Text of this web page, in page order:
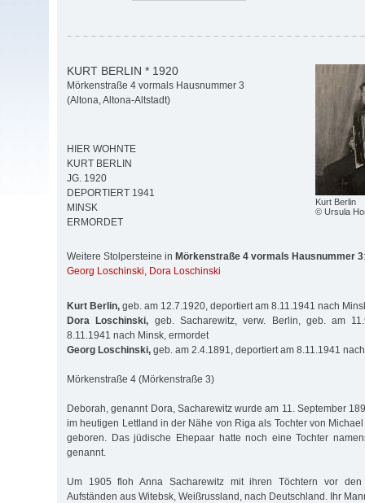
Kurt Berlin
© Ursula
KURT BERLIN * 1920
Mörkenstraße 4 vormals Hausnummer 3
(Altona, Altona-Altstadt)
HIER WOHNTE
KURT BERLIN
JG. 1920
DEPORTIERT 1941
MINSK
ERMORDET
Weitere Stolpersteine in Mörkenstraße 4 vormals Hausnummer 3:
Georg Loschinski, Dora Loschinski
Kurt Berlin, geb. am 12.7.1920, deportiert am 8.11.1941 nach
Dora Loschinski, geb. Sacharewitz, verw. Berlin, geb. am
8.11.1941 nach Minsk, ermordet
Georg Loschinski, geb. am 2.4.1891, deportiert am 8.11.1941
Mörkenstraße 4 (Mörkenstraße 3)
Deborah, genannt Dora, Sacharewitz wurde am 11. September
im heutigen Lettland in der Nähe von Riga als Tochter von
geboren. Das jüdische Ehepaar hatte noch eine Tochter
genannt.
Um 1905 floh Anna Sacharewitz mit ihren Töchtern vor den
Aufständen aus Witebsk, Weißrussland, nach Deutschland. Ihr